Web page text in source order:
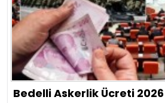
Bedelli Askerlik Ücreti 2026